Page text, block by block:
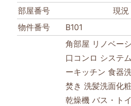
部屋番号
現況
物件番号
B101
角部屋 リノベー
口コンロ システ
ーキッチン 食器
焚き 洗髪洗面化
乾燥機 バス・ト